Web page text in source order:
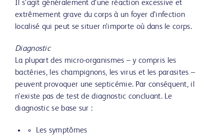
Il s’agit généralement d’une réaction excessive et
extrêmement grave du corps à un foyer d’infection
localisé qui peut se situer n’importe où dans le corps.
Diagnostic
La plupart des micro-organismes – y compris les
bactéries, les champignons, les virus et les parasites –
peuvent provoquer une septicémie. Par conséquent, il
n’existe pas de test de diagnostic concluant. Le
diagnostic se base sur :
Les symptômes